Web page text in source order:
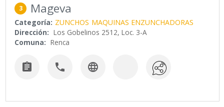
3 Mageva
Categoría: ZUNCHOS MAQUINAS ENZUNCHADORAS
Dirección: Los Gobelinos 2512, Loc. 3-A
Comuna: Renca
  